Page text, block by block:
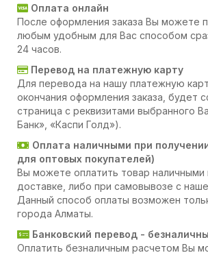
Оплата онлайн
После оформления заказа Вы можете
любым удобным для Вас способом
24 часов.
Перевод на платежную карту
Для перевода на нашу платежную
окончания оформления заказа, будет
страница с реквизитами выбранного
Банк», «Каспи Голд»).
Оплата наличными при
для оптовых покупателей)
Вы можете оплатить товар наличными
доставке, либо при самовывозе с
Данный способ оплаты возможен
города Алматы.
Банковский перевод -
Оплатить безналичным расчетом Вы